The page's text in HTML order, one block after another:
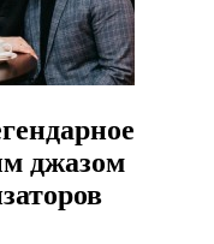
джазом